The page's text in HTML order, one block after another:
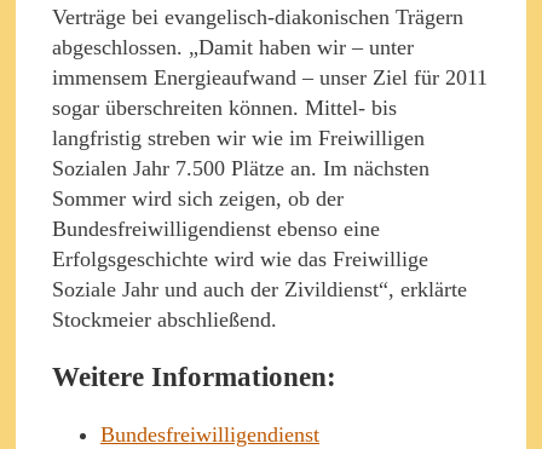
Verträge bei evangelisch-diakonischen Trägern
abgeschlossen. „Damit haben wir – unter
immensem Energieaufwand – unser Ziel für 2011
sogar überschreiten können. Mittel- bis
langfristig streben wir wie im Freiwilligen
Sozialen Jahr 7.500 Plätze an. Im nächsten
Sommer wird sich zeigen, ob der
Bundesfreiwilligendienst ebenso eine
Erfolgsgeschichte wird wie das Freiwillige
Soziale Jahr und auch der Zivildienst“, erklärte
Stockmeier abschließend.
Weitere Informationen:
Bundesfreiwilligendienst